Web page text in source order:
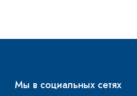
Мы в социальных сетях